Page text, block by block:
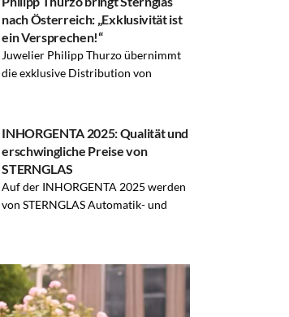
nach Österreich: „Exklusivität ist
ein Versprechen!“
Juwelier Philipp Thurzo übernimmt
die exklusive Distribution von
INHORGENTA 2025: Qualität und
erschwingliche Preise von
STERNGLAS
Auf der INHORGENTA 2025 werden
von STERNGLAS Automatik- und